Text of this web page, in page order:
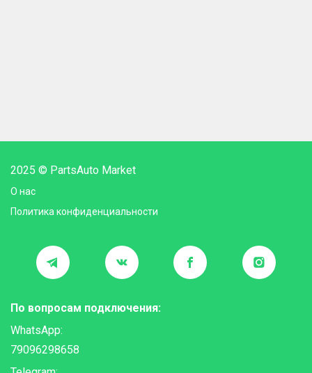
2025 © PartsAuto Market
О нас
Политика конфиденциальности
По вопросам подключения:
WhatsApp:
79096298658